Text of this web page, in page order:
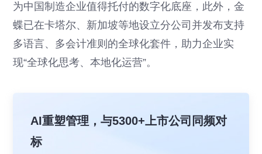
为中国制造企业值得托付的数字化底座，此外，金
蝶已在卡塔尔、新加坡等地设立分公司并发布支持
多语言、多会计准则的全球化套件，助力企业实
现“全球化思考、本地化运营”。
AI重塑管理，与5300+上市公司同频对
标